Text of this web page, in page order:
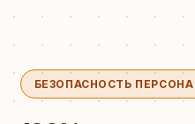
БЕЗОПАСНОСТЬ